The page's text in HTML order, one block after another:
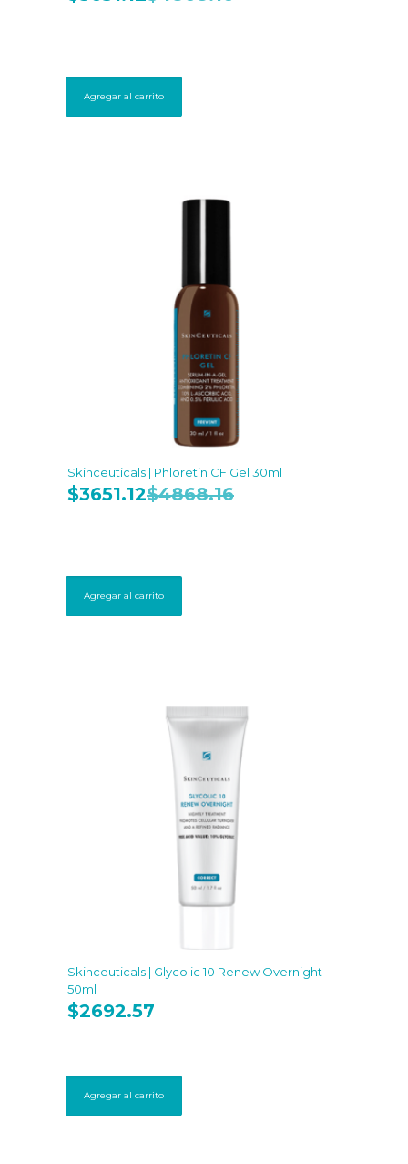
Agregar al carrito
Skinceuticals | Phloretin CF Gel 30ml
$3651.12$4868.16
Agregar al carrito
Skinceuticals | Glycolic 10 Renew Overnight
50ml
$2692.57
Agregar al carrito